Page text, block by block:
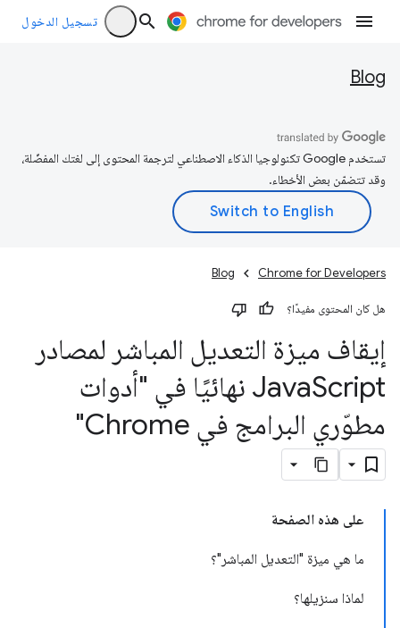
تسجيل الدخول
Blog
تستخدم Google تكنولوجيا الذكاء الاصطناعي لترجمة المحتوى إلى لغتك المفضّلة،
وقد تتضمّن بعض الأخطاء.
Chrome for Developers
Blog
هل كان المحتوى مفيدًا؟
إيقاف ميزة التعديل المباشر لمصادر
Java Script نهائيًا في "أدوات
مطوّري البرامج في Chrome"
على هذه الصفحة
ما هي ميزة "التعديل المباشر"؟
لماذا سنزيلها؟